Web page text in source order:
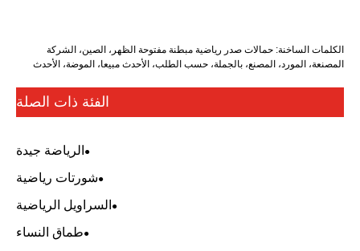
صدر رياضية مبطنة مفتوحة الظهر، الصين، الشركة
بالجملة، حسب الطلب، الأحدث مبيعا، الموضة، الأحدث